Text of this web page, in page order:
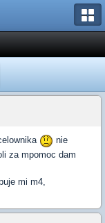
nie
za mpomoc dam
mi m4,